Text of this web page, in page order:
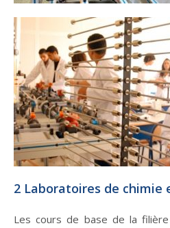
2 Laboratoires de chimie
Les cours de base de la